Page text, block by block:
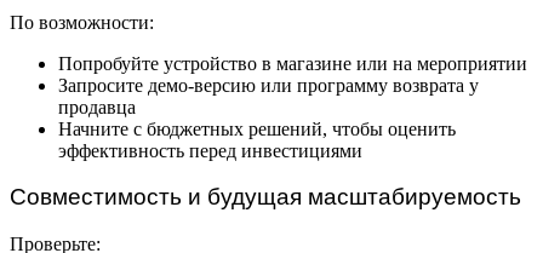
По возможности:
Попробуйте устройство в магазине или на мероприятии
Запросите демо-версию или программу возврата у
продавца
Начните с бюджетных решений, чтобы оценить
эффективность перед инвестициями
Совместимость и будущая масштабируемость
Проверьте: